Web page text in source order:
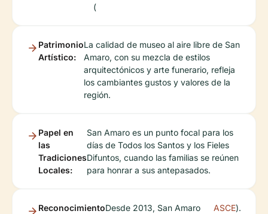
(
Patrimonio
Artístico:
La calidad de museo al aire libre de San
Amaro, con su mezcla de estilos
arquitectónicos y arte funerario, refleja
los cambiantes gustos y valores de la
región.
Papel en
las
Tradiciones
Locales:
San Amaro es un punto focal para los
días de Todos los Santos y los Fieles
Difuntos, cuando las familias se reúnen
para honrar a sus antepasados.
ReconocimientoDesde 2013, San Amaro
ASCE).